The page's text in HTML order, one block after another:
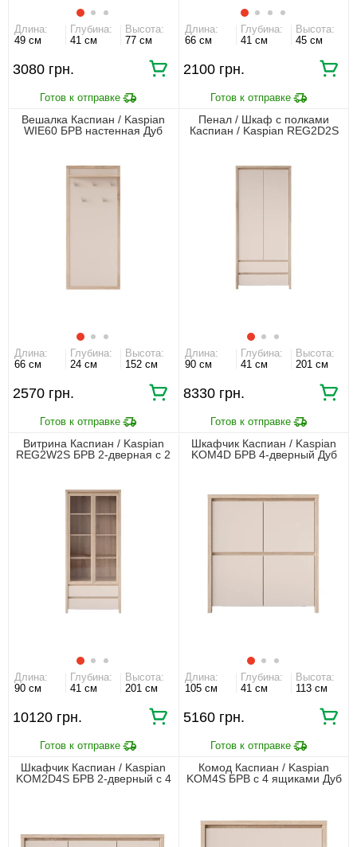
Длина:
49 см
Глубина:
41 см
Высота:
77 см
3080 грн.
Длина:
66 см
Глубина:
41 см
Высота:
45 см
2100 грн.
Вешалка Каспиан / Kaspian
WIE60 БРВ настенная Дуб
Длина:
66 см
Глубина:
24 см
Высота:
152 см
2570 грн.
Пенал / Шкаф с полками
Каспиан / Kaspian REG2D2S
Длина:
90 см
Глубина:
41 см
Высота:
201 см
8330 грн.
Витрина Каспиан / Kaspian
REG2W2S БРВ 2-дверная с 2
Длина:
90 см
Глубина:
41 см
Высота:
201 см
10120 грн.
Шкафчик Каспиан / Kaspian
KOM4D БРВ 4-дверный Дуб
Длина:
105 см
Глубина:
41 см
Высота:
113 см
5160 грн.
Шкафчик Каспиан / Kaspian
KOM2D4S БРВ 2-дверный с 4
Комод Каспиан / Kaspian
KOM4S БРВ с 4 ящиками Дуб